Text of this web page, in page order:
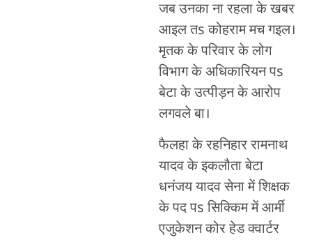
जब उनका ना रहला के खबर
आइल तs कोहराम मच गइल।
मृतक के परिवार के लोग
विभाग के अधिकारियन पs
बेटा के उत्पीड़न के आरोप
लगवले बा।
फैलहा के रहनिहार रामनाथ
यादव के इकलौता बेटा
धनंजय यादव सेना में शिक्षक
के पद पs सिक्किम में आर्मी
एजुकेशन कोर हेड क्वार्टर